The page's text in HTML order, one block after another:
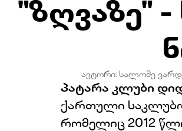
"ზღვაზე"
ავტორი: სალომე
Პატარა კლუბი
ქართული
რომელიც 2012